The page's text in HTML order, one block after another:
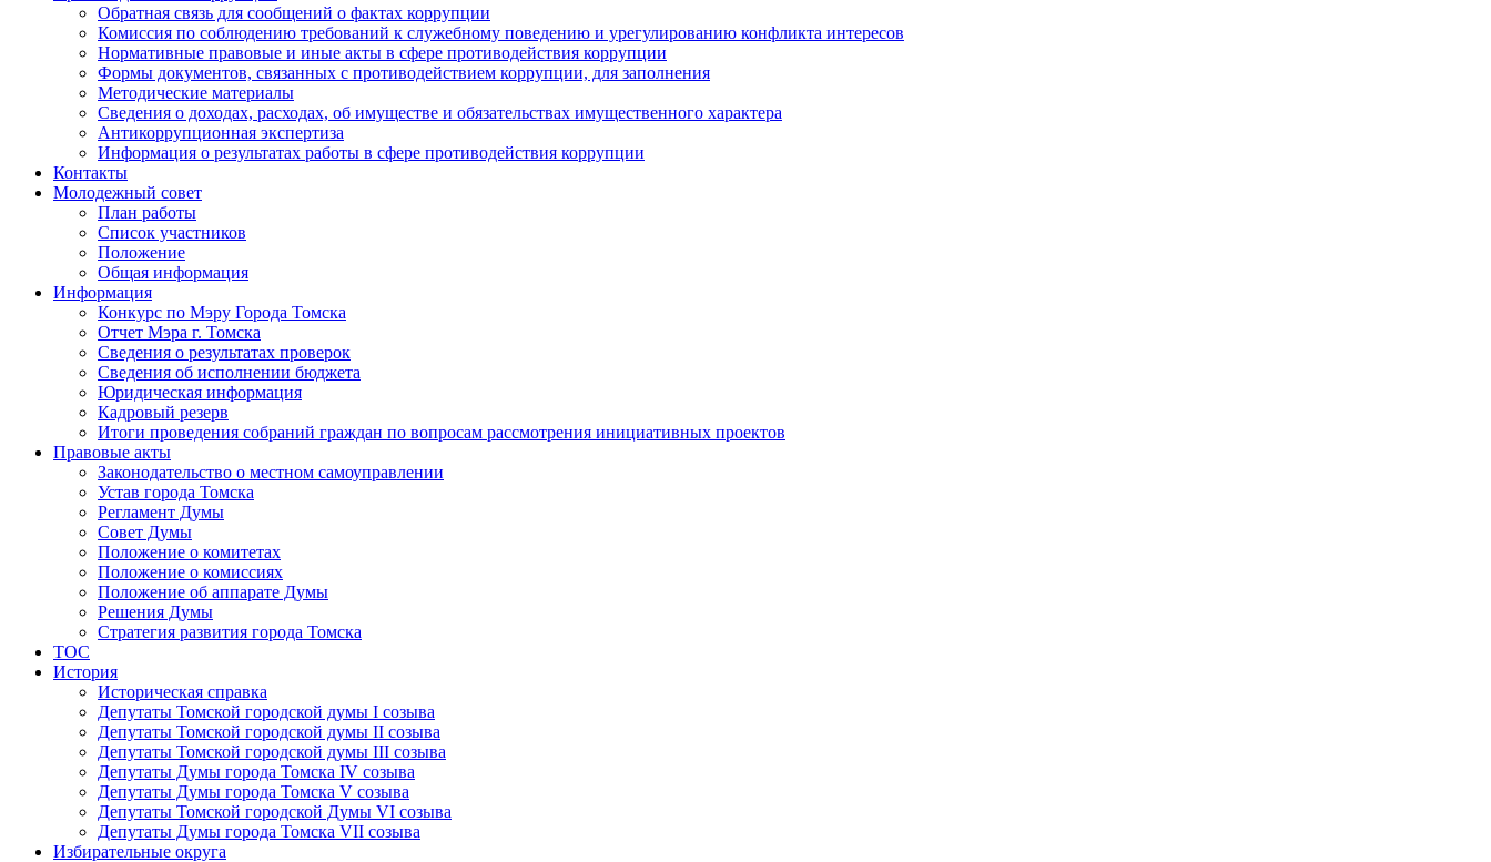
Обратная связь для сообщений о фактах коррупции
Комиссия по соблюдению требований к служебному поведению и урегулированию конфликта интересов
Нормативные правовые и иные акты в сфере противодействия коррупции
Формы документов, связанных с противодействием коррупции, для заполнения
Методические материалы
Сведения о доходах, расходах, об имуществе и обязательствах имущественного характера
Антикоррупционная экспертиза
Информация о результатах работы в сфере противодействия коррупции
Контакты
Молодежный совет
План работы
Список участников
Положение
Общая информация
Информация
Конкурс по Мэру Города Томска
Отчет Мэра г. Томска
Сведения о результатах проверок
Сведения об исполнении бюджета
Юридическая информация
Кадровый резерв
Итоги проведения собраний граждан по вопросам рассмотрения инициативных проектов
Правовые акты
Законодательство о местном самоуправлении
Устав города Томска
Регламент Думы
Совет Думы
Положение о комитетах
Положение о комиссиях
Положение об аппарате Думы
Решения Думы
Стратегия развития города Томска
ТОС
История
Историческая справка
Депутаты Томской городской думы I созыва
Депутаты Томской городской думы II созыва
Депутаты Томской городской думы III созыва
Депутаты Думы города Томска IV созыва
Депутаты Думы города Томска V созыва
Депутаты Томской городской Думы VI созыва
Депутаты Думы города Томска VII созыва
Избирательные округа